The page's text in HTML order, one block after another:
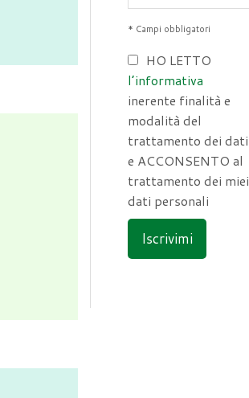
* Campi obbligatori
HO LETTO
l’informativa
inerente finalità e
modalità del
trattamento dei dati
e ACCONSENTO al
trattamento dei miei
dati personali
Iscrivimi